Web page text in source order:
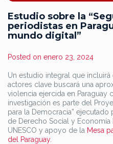
Estudio sobre la
periodistas en
mundo digital”
Posted on enero 23, 2024
Un estudio integral que
actores clave buscará una
violencia ejercida en Paraguay
investigación es parte del
para la Democracia”
de Derecho Social y Economía
UNESCO y apoyo de la Mesa
del Paraguay.